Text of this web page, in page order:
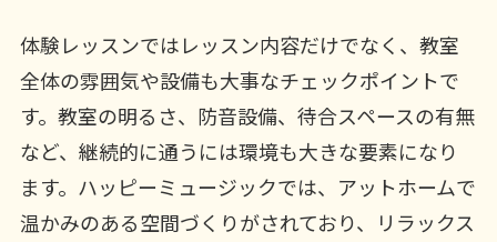
体験レッスンではレッスン内容だけでなく、教室
全体の雰囲気や設備も大事なチェックポイントで
す。教室の明るさ、防音設備、待合スペースの有無
など、継続的に通うには環境も大きな要素になり
ます。ハッピーミュージックでは、アットホームで
温かみのある空間づくりがされており、リラックス